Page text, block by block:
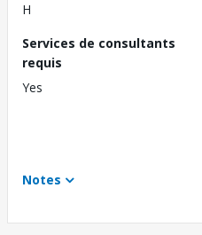
H
Services de consultants
requis
Yes
Notes